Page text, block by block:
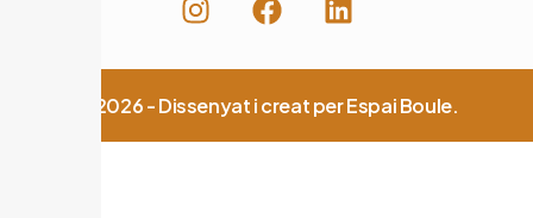
© 2026 - Dissenyat i creat per Espai Boule.